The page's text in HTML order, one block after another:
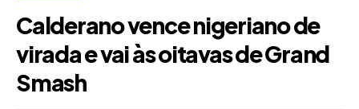
Calderano vence nigeriano de
virada e vai às oitavas de Grand
Smash